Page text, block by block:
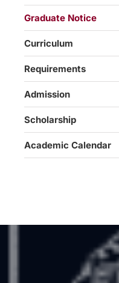
Graduate Notice
Curriculum
Requirements
Admission
Scholarship
Academic Calendar